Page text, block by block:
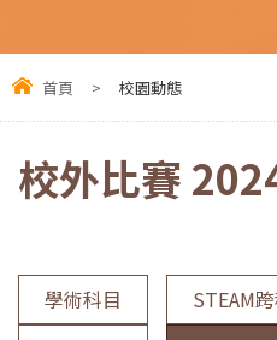
首頁 > 校園動態
校外比賽
學術科目
STEAM